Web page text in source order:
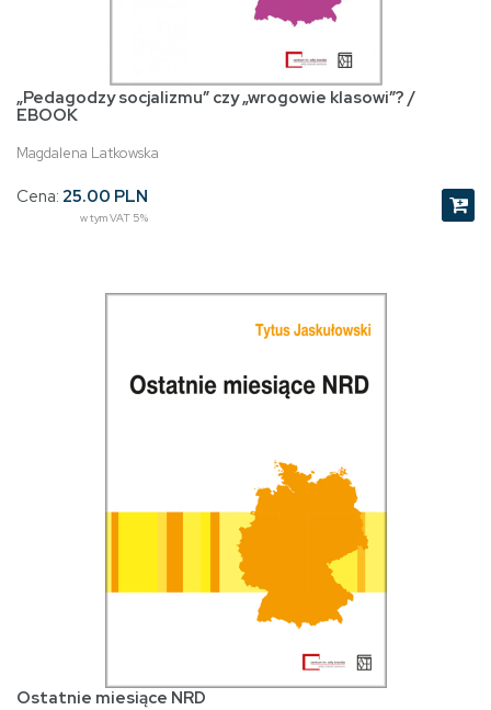
„Pedagodzy socjalizmu” czy „wrogowie klasowi”? /
EBOOK
Magdalena Latkowska
Cena: 25.00 PLN
w tym VAT 5%
Ostatnie miesiące NRD